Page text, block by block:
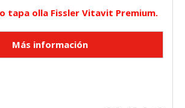
tapa olla Fissler Vitavit Premium.